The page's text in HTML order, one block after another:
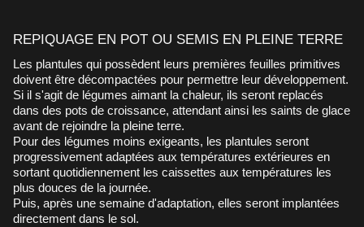
REPIQUAGE EN POT OU SEMIS EN PLEINE TERRE
Les plantules qui possèdent leurs premières feuilles primitives
doivent être décompactées pour permettre leur développement.
Si il s'agit de légumes aimant la chaleur, ils seront replacés
dans des pots de croissance, attendant ainsi les saints de glace
avant de rejoindre la pleine terre.
Pour des légumes moins exigeants, les plantules seront
progressivement adaptées aux températures extérieures en
sortant quotidiennement les caissettes aux températures les
plus douces de la journée.
Puis, après une semaine d'adaptation, elles seront implantées
directement dans le sol.